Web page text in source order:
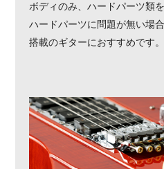
ボディのみ、ハードパーツ類
ハードパーツに問題が無い場
搭載のギターにおすすめです。